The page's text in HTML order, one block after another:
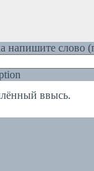
напишите слово
ввысь.